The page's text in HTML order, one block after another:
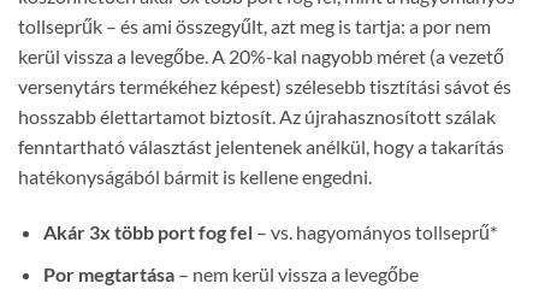
tollseprűk – és ami összegyűlt, azt meg is tartja: a por nem
kerül vissza a levegőbe. A 20%-kal nagyobb méret (a vezető
versenytárs termékéhez képest) szélesebb tisztítási sávot és
hosszabb élettartamot biztosít. Az újrahasznosított szálak
fenntartható választást jelentenek anélkül, hogy a takarítás
hatékonyságából bármit is kellene engedni.
Akár 3x több port fog fel– vs. hagyományos tollseprű*
Por megtartása– nem kerül vissza a levegőbe